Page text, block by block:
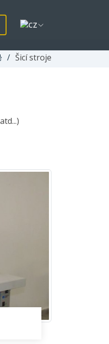
Šicí stroje